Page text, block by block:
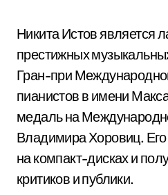
Никита Истов является
престижных
Гран-при
пианистов в имени
медаль на
Владимира Хоровиц.
на компакт-дисках и
критиков и публики.